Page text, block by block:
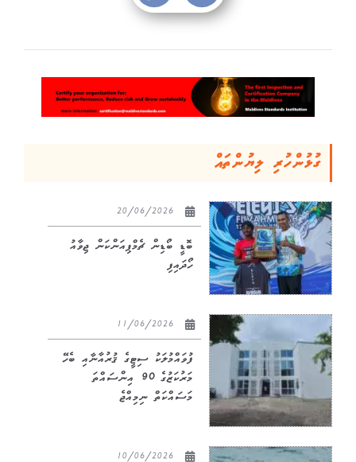
ގުޅުންހުރި ލިޔުންތައް
ބޮޑީ ބޯޑިން ޗެމްޕިއަންކަން ޖިވާއު
ހޯދައިފި
ފުވައްމުލަކު ސިޓީގެ ޤުރުއާނާއި ބެހޭ
މަރުކަޒުގެ 90 އިންސައްތަ
މަސައްކަތް ނިމިއްޖެ